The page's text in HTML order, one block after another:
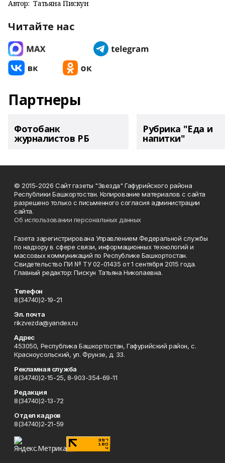
Автор: Татьяна Пискун
Читайте нас
Партнеры
Фотобанк
журналистов РБ
Рубрика "Еда и
напитки"
© 2015-2026 Сайт газеты "Звезда" Гафурийского района
Республики Башкортостан. Копирование материалов с сайта
разрешено только с письменного согласия администрации
сайта.
Об использовании персональных данных
Газета зарегистрирована Управлением Федеральной службы
по надзору в сфере связи, информационных технологий и
массовых коммуникаций по Республике Башкортостан.
Свидетельство ПИ № ТУ 02-01435 от 1 сентября 2015 года.
Главный редактор: Пискун Татьяна Николаевна.
Телефон
8(34740)2-19-21
Эл. почта
rikzvezda@yandex.ru
Адрес
453050, Республика Башкортостан, Гафурийский район, с.
Красноусольский, ул. Фрунзе, д. 33.
Рекламная служба
8(34740)2-15-25, 8-903-354-69-11
Редакция
8(34740)2-13-72
Отдел кадров
8(34740)2-21-59